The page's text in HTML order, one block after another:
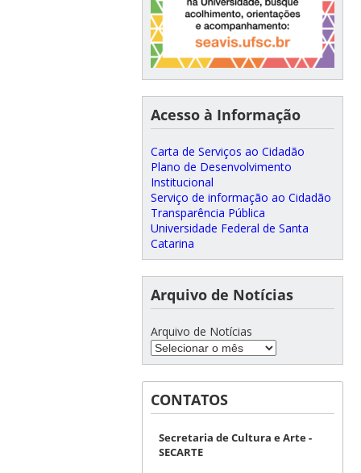
Acesso à Informação
Carta de Serviços ao Cidadão
Plano de Desenvolvimento
Institucional
Serviço de informação ao Cidadão
Transparência Pública
Universidade Federal de Santa
Catarina
Arquivo de Notícias
Arquivo de Notícias
CONTATOS
Secretaria de Cultura e Arte -
SECARTE